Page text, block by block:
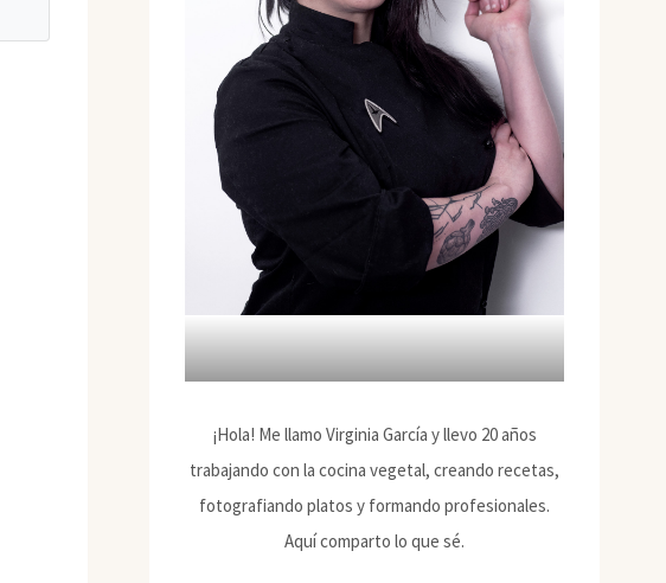
¡Hola! Me llamo Virginia García y llevo 20 años
trabajando con la cocina vegetal, creando recetas,
fotografiando platos y formando profesionales.
Aquí comparto lo que sé.